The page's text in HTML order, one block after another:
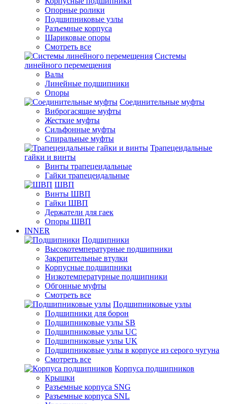
Опорные ролики
Подшипниковые узлы
Разъемные корпуса
Шариковые опоры
Смотреть все
Системы
линейного перемещения
Валы
Линейные подшипники
Опоры
Соединительные муфты
Виброгасящие муфты
Жесткие муфты
Сильфонные муфты
Спиральные муфты
Трапецеидальные
гайки и винты
Винты трапецеидальные
Гайки трапецеидальные
ШВП
Винты ШВП
Гайки ШВП
Держатели для гаек
Опоры ШВП
INNER
Подшипники
Высокотемпературные подшипники
Закрепительные втулки
Корпусные подшипники
Низкотемпературные подшипники
Обгонные муфты
Смотреть все
Подшипниковые узлы
Подшипники для борон
Подшипниковые узлы SB
Подшипниковые узлы UC
Подшипниковые узлы UK
Подшипниковые узлы в корпусе из серого чугуна
Смотреть все
Корпуса подшипников
Крышки
Разъемные корпуса SNG
Разъемные корпуса SNL